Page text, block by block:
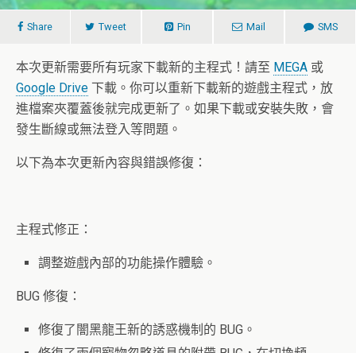
Share Tweet Pin Mail SMS
本次更新需要所有玩家下載新的主程式！請至 MEGA 或
Google Drive 下載。你可以重新下載新的遊戲主程式，放
進檔案夾覆蓋後就完成更新了。如果下載或安裝失敗，會
發生斷線或無法登入等問題。
以下為本次更新內容與錯誤修復：
主程式修正：
調整遊戲內部的功能操作體驗。
BUG 修復：
修復了闇黑龍王新的誘惑機制的 BUG。